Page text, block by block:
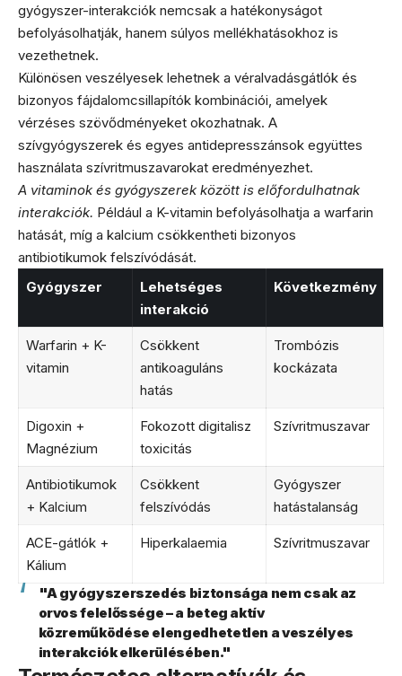
gyógyszer-interakciók nemcsak a hatékonyságot
befolyásolhatják, hanem súlyos mellékhatásokhoz is
vezethetnek.
Különösen veszélyesek lehetnek a véralvadásgátlók és
bizonyos fájdalomcsillapítók kombinációi, amelyek
vérzéses szövődményeket okozhatnak. A
szívgyógyszerek és egyes antidepresszánsok együttes
használata szívritmuszavarokat eredményezhet.
A vitaminok és gyógyszerek között is előfordulhatnak
interakciók. Például a K-vitamin befolyásolhatja a warfarin
hatását, míg a kalcium csökkentheti bizonyos
antibiotikumok felszívódását.
Gyógyszer
Lehetséges
interakció
Következmény
Warfarin + K-
vitamin
Csökkent
antikoaguláns
hatás
Trombózis
kockázata
Digoxin +
Magnézium
Fokozott digitalisz
toxicitás
Szívritmuszavar
Antibiotikumok
+ Kalcium
Csökkent
felszívódás
Gyógyszer
hatástalanság
ACE-gátlók +
Kálium
Hiperkalaemia Szívritmuszavar
"A gyógyszerszedés biztonsága nem csak az
orvos felelőssége – a beteg aktív
közreműködése elengedhetetlen a veszélyes
interakciók elkerülésében."